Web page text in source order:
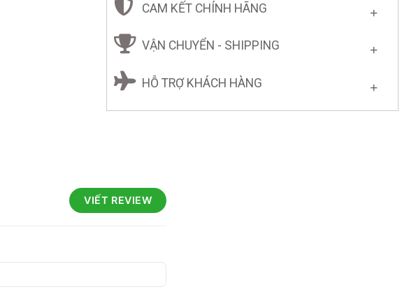
CAM KẾT CHÍNH HÃNG
VẬN CHUYỂN - SHIPPING
HỖ TRỢ KHÁCH HÀNG
VIẾT REVIEW